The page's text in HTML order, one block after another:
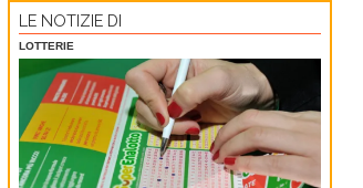
LE NOTIZIE DI
LOTTERIE